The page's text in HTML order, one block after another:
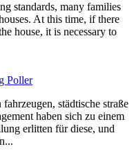
standards, many families
At this time, if there
house, it is necessary to
Poller
städtische straße
haben sich zu einem
erlitten für diese, und